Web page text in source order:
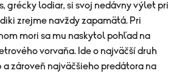
grécky lodiar, si svoj nedávny výlet pri
zrejme navždy zapamätá. Pri
mori sa mu naskytol pohľad na
vorvaňa. Ide o najväčší druh
zároveň najväčšieho predátora na